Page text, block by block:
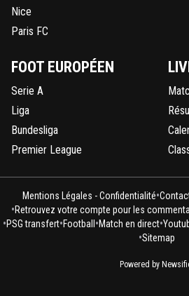
Nice
Paris FC
FOOT EUROPÉEN
Serie A
Liga
Bundesliga
Premier League
Mentions Légales - Confidentialité•
•Retrouvez votre compte pour les
•PSG transfert•Football •Match en direct•
•Sitemap
Powered by